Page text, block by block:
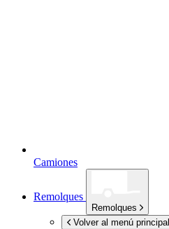
Camiones
Remolques
Remolques
Volver al menú principal